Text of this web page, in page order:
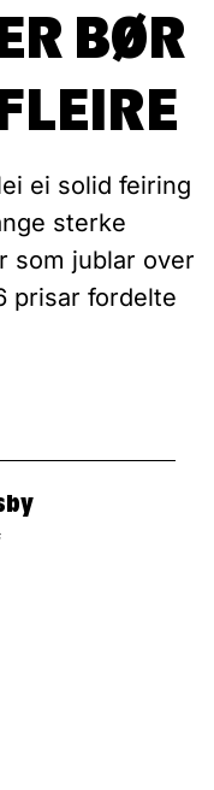
BØR
ei solid feiring
sterke
som jublar over
prisar fordelte